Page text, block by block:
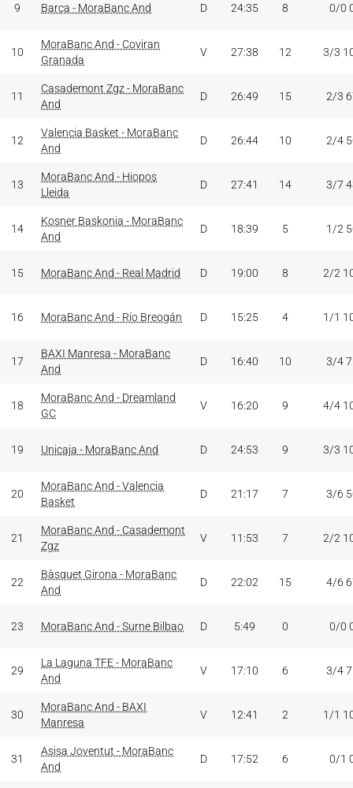
9 Barça - MoraBanc And D 24:35 8 0/0
10
MoraBanc And - Coviran
Granada
V 27:38 12 3/3
11
Casademont Zgz - MoraBanc
And
D 26:49 15 2/3
12
Valencia Basket - MoraBanc
And
D 26:44 10 2/4
13
MoraBanc And - Hiopos
Lleida
D 27:41 14 3/7
14
Kosner Baskonia - MoraBanc
And
D 18:39 5 1/2
15 MoraBanc And - Real Madrid D 19:00 8 2/2
16 MoraBanc And - Río Breogán D 15:25 4 1/1
17
BAXI Manresa - MoraBanc
And
D 16:40 10 3/4
18
MoraBanc And - Dreamland
GC
V 16:20 9 4/4
19 Unicaja - MoraBanc And D 24:53 9 3/3
20
MoraBanc And - Valencia
Basket
D 21:17 7 3/6
21
MoraBanc And - Casademont
Zgz
V 11:53 7 2/2
22
Bàsquet Girona - MoraBanc
And
D 22:02 15 4/6
23 MoraBanc And - Surne Bilbao D 5:49 0 0/0
29
La Laguna TFE - MoraBanc
And
V 17:10 6 3/4
30
MoraBanc And - BAXI
Manresa
V 12:41 2 1/1
31
Asisa Joventut - MoraBanc
And
D 17:52 6 0/1